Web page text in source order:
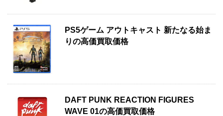
PS5ゲーム アウトキャスト 新たなる始ま
りの高価買取価格
DAFT PUNK REACTION FIGURES
WAVE 01の高価買取価格